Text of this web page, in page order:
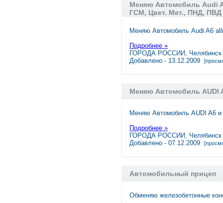
Меняю Автомобиль Audi
ГСМ, Цвет. Мет., ПНД, ПВД
Меняю Автомобиль Audi A6
Подробнее »
ГОРОДА РОССИИ, Челябинск
Добавлено - 13.12.2009
Меняю Автомобиль AUDI
Меняю Автомобиль AUDI A6
Подробнее »
ГОРОДА РОССИИ, Челябинск
Добавлено - 07.12.2009
Автомобильный прицеп
Обменяю железобетонные